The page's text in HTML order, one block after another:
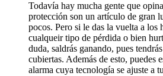
Todavía hay mucha gente que
protección son un artículo de gran
pocos. Pero si le das la vuelta a los
cualqueir tipo de pérdida o bien
duda, saldrás ganando, pues
cubiertas. Además de esto, puedes
alarma cuya tecnología se ajuste a